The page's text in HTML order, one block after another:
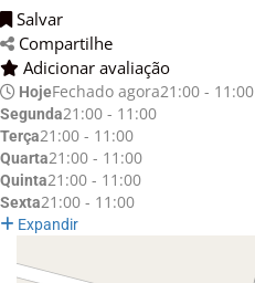
Salvar
Compartilhe
Adicionar avaliação
HojeFechado agora21:00 - 11:00
Segunda21:00 - 11:00
Terça21:00 - 11:00
Quarta21:00 - 11:00
Quinta21:00 - 11:00
Sexta21:00 - 11:00
Expandir